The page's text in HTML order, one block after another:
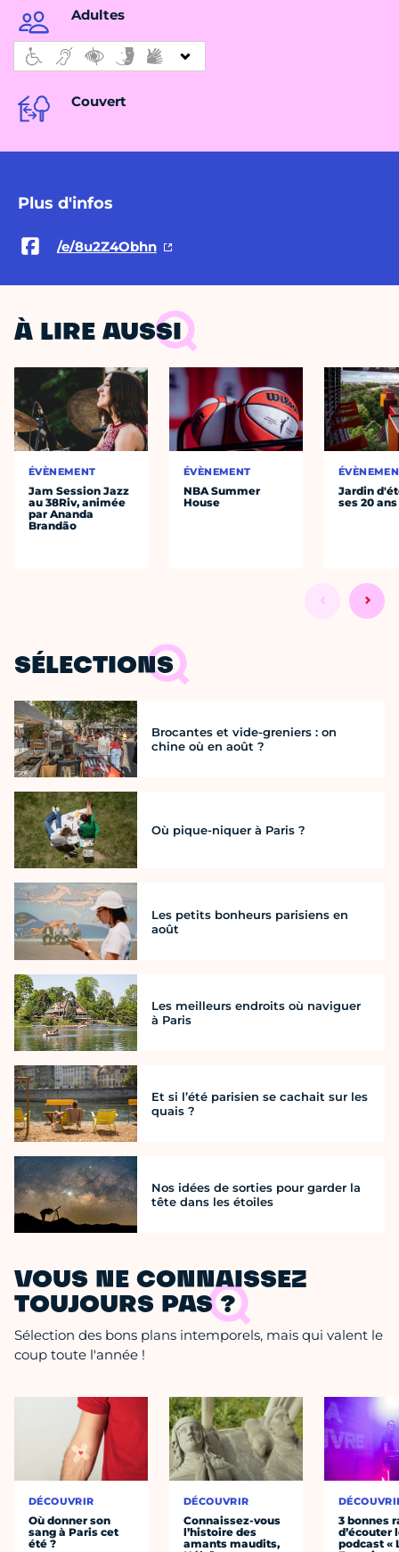
Adultes
Couvert
Plus d'infos
/e/8u2Z4Obhn
À LIRE AUSSI
ÉVÈNEMENT
Jam Session Jazz
au 38Riv, animée
par Ananda
Brandão
ÉVÈNEMENT
NBA Summer
House
Jardin
ses 20 ans
SÉLECTIONS
Brocantes et vide-greniers : on
chine où en août ?
Où pique-niquer à Paris ?
Les petits bonheurs parisiens en
août
Les meilleurs endroits où naviguer
à Paris
Et si l’été parisien se cachait sur les
quais ?
Nos idées de sorties pour garder la
tête dans les étoiles
VOUS NE CONNAISSEZ
TOUJOURS PAS ?
Sélection des bons plans intemporels, mais qui valent le
coup toute l'année !
DÉCOUVRIR
Où donner son
sang à Paris cet
été ?
DÉCOUVRIR
Connaissez-vous
l’histoire des
amants maudits,
3 bonnes
d’écouter
podcast «